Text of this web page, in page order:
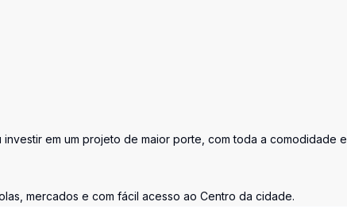
em um projeto de maior porte, com toda a comodidade e
mercados e com fácil acesso ao Centro da cidade.